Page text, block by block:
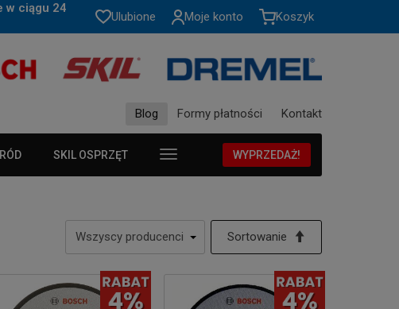
w ciągu 24
Ulubione Moje konto Koszyk
Blog Formy płatności Kontakt
SKIL OSPRZĘT WYPRZEDAŻ!
Sortowanie